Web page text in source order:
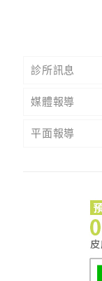
診所訊息
媒體報導
平面報導